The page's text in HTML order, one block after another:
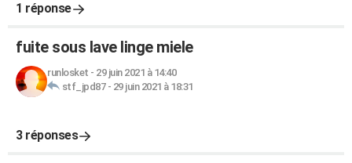
1 réponse
fuite sous lave linge miele
runlosket - 29 juin 2021 à 14:40
stf_jpd87- 29 juin 2021 à 18:31
3 réponses